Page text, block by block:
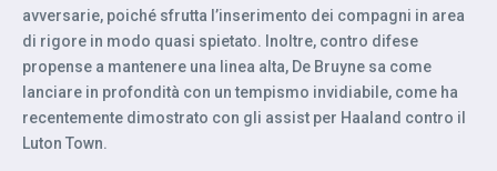
avversarie, poiché sfrutta l’inserimento dei compagni in area
di rigore in modo quasi spietato. Inoltre, contro difese
propense a mantenere una linea alta, De Bruyne sa come
lanciare in profondità con un tempismo invidiabile, come ha
recentemente dimostrato con gli assist per Haaland contro il
Luton Town.